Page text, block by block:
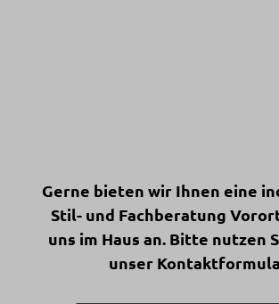
Gerne bieten wir Ihnen eine
Stil- und Fachberatung
uns im Haus an. Bitte nutzen
unser